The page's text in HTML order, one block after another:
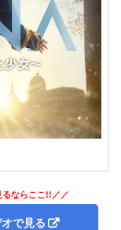
るならここ!!／／
で見る